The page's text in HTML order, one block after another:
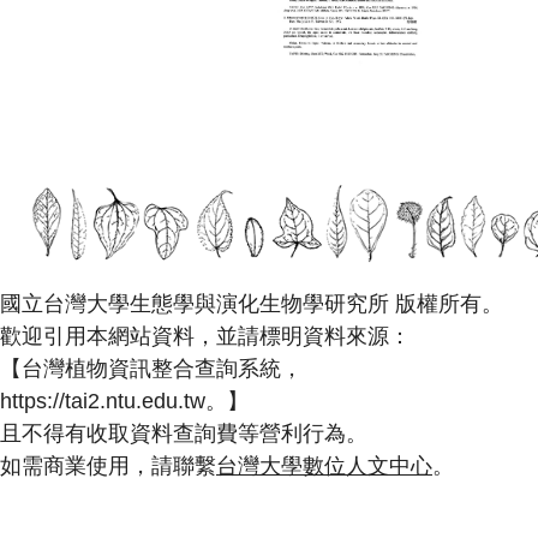
國立台灣大學生態學與演化生物學研究所 版權所有。
歡迎引用本網站資料，並請標明資料來源：
【台灣植物資訊整合查詢系統，
https://tai2.ntu.edu.tw。】
且不得有收取資料查詢費等營利行為。
如需商業使用，請聯繫台灣大學數位人文中心。